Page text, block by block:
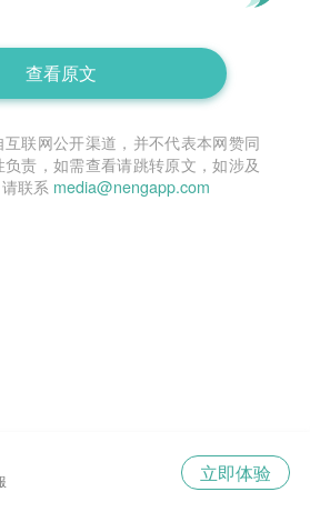
查看原文
联网公开渠道，并不代表本网赞同
责，如需查看请跳转原文，如涉及
联系 media@nengapp.com
立即体验